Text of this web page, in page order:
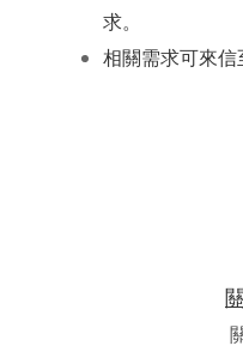
求。
相關需求可來信